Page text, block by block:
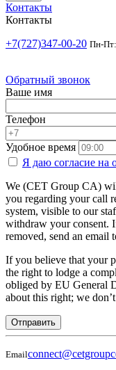
Контакты
Контакты
+7(727)347-00-20 Пн-
Обратный звонок
Ваше имя
Телефон
Удобное время
Я даю согласие на
We (CET Group CA)
you regarding your call
system, visible to our
withdraw your consent.
removed, send an email
If you believe that your
the right to lodge a
obliged by EU General
about this right; we
Отправить
Email